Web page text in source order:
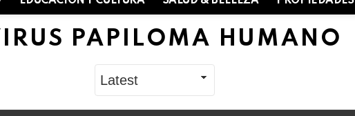
PAPILOMA HUMANO